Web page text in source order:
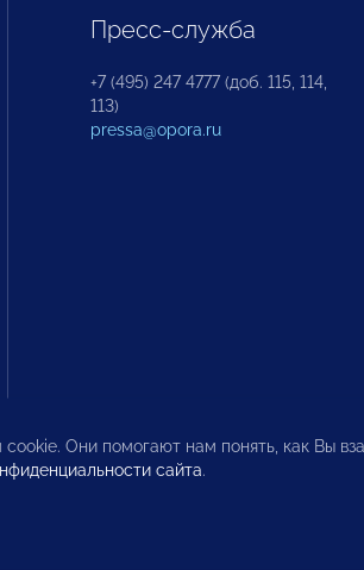
Пресс-служба
+7 (495) 247 4777 (доб. 115, 114,
113)
pressa@opora.ru
Они помогают нам понять, как Вы
сайта.